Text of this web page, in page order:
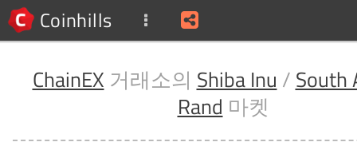
Coinhills
ChainEX 거래소의 Shiba Inu / South
Rand 마켓